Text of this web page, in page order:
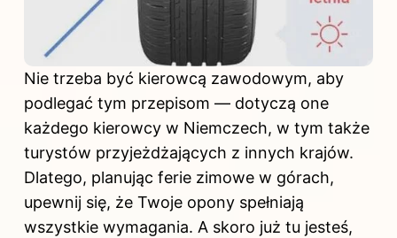
Nie trzeba być kierowcą zawodowym, aby
podlegać tym przepisom — dotyczą one
każdego kierowcy w Niemczech, w tym także
turystów przyjeżdżających z innych krajów.
Dlatego, planując ferie zimowe w górach,
upewnij się, że Twoje opony spełniają
wszystkie wymagania. A skoro już tu jesteś,